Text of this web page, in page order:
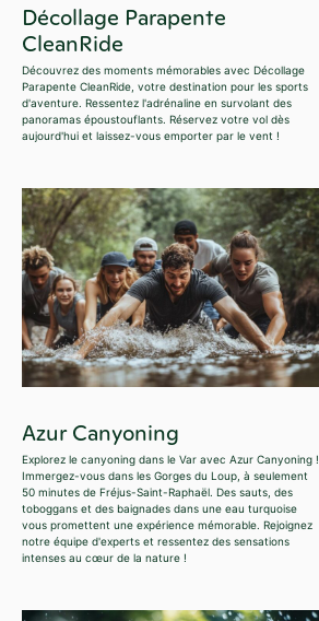
Décollage Parapente
CleanRide
Découvrez des moments mémorables avec Décollage
Parapente CleanRide, votre destination pour les sports
d'aventure. Ressentez l'adrénaline en survolant des
panoramas époustouflants. Réservez votre vol dès
aujourd'hui et laissez-vous emporter par le vent !
Azur Canyoning
Explorez le canyoning dans le Var avec Azur Canyoning !
Immergez-vous dans les Gorges du Loup, à seulement
50 minutes de Fréjus-Saint-Raphaël. Des sauts, des
toboggans et des baignades dans une eau turquoise
vous promettent une expérience mémorable. Rejoignez
notre équipe d'experts et ressentez des sensations
intenses au cœur de la nature !